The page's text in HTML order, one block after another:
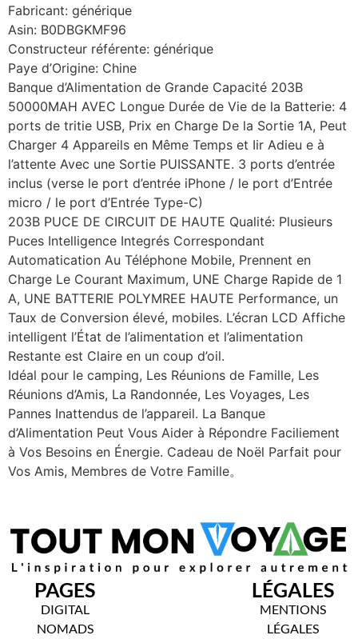
Fabricant: générique
Asin: B0DBGKMF96
Constructeur référente: générique
Paye d’Origine: Chine
Banque d’Alimentation de Grande Capacité 203B
50000MAH AVEC Longue Durée de Vie de la Batterie: 4
ports de tritie USB, Prix en Charge De la Sortie 1A, Peut
Charger 4 Appareils en Même Temps et Iir Adieu e à
l’attente Avec une Sortie PUISSANTE. 3 ports d’entrée
inclus (verse le port d’entrée iPhone / le port d’Entrée
micro / le port d’Entrée Type-C)
203B PUCE DE CIRCUIT DE HAUTE Qualité: Plusieurs
Puces Intelligence Integrés Correspondant
Automatication Au Téléphone Mobile, Prennent en
Charge Le Courant Maximum, UNE Charge Rapide de 1
A, UNE BATTERIE POLYMREE HAUTE Performance, un
Taux de Conversion élevé, mobiles. L’écran LCD Affiche
intelligent l’État de l’alimentation et l’alimentation
Restante est Claire en un coup d’oil.
Idéal pour le camping, Les Réunions de Famille, Les
Réunions d’Amis, La Randonnée, Les Voyages, Les
Pannes Inattendus de l’appareil. La Banque
d’Alimentation Peut Vous Aider à Répondre Faciliement
à Vos Besoins en Énergie. Cadeau de Noël Parfait pour
Vos Amis, Membres de Votre Famille。
PAGES
DIGITAL
NOMADS
LÉGALES
MENTIONS
LÉGALES